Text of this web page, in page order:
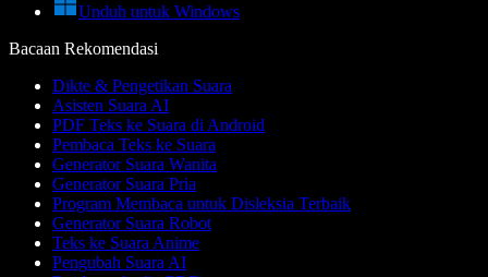
Unduh untuk Windows
Bacaan Rekomendasi
Dikte & Pengetikan Suara
Asisten Suara AI
PDF Teks ke Suara di Android
Pembaca Teks ke Suara
Generator Suara Wanita
Generator Suara Pria
Program Membaca untuk Disleksia Terbaik
Generator Suara Robot
Teks ke Suara Anime
Pengubah Suara AI